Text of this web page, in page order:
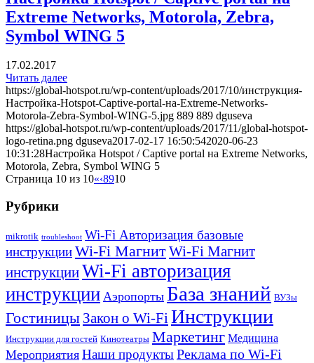
Extreme Networks, Motorola, Zebra,
Symbol WING 5
17.02.2017
Читать далее
https://global-hotspot.ru/wp-content/uploads/2017/10/инструкция-
Настройка-Hotspot-Captive-portal-на-Extreme-Networks-
Motorola-Zebra-Symbol-WING-5.jpg 889 889 dguseva
https://global-hotspot.ru/wp-content/uploads/2017/11/global-hotspot-
logo-retina.png dguseva2017-02-17 16:50:542020-06-23
10:31:28Настройка Hotspot / Captive portal на Extreme Networks,
Motorola, Zebra, Symbol WING 5
Страница 10 из 10«‹8910
Рубрики
mikrotik troubleshoot Wi-Fi Авторизация базовые
инструкцииWi-Fi МагнитWi-Fi Магнит
инструкцииWi-Fi авторизация
инструкции Аэропорты База знаний ВУЗы
Гостиницы Закон о Wi-FiИнструкции
Инструкции для гостей Кинотеатры Маркетинг Медицина
Мероприятия Наши продуктыРеклама по Wi-Fi